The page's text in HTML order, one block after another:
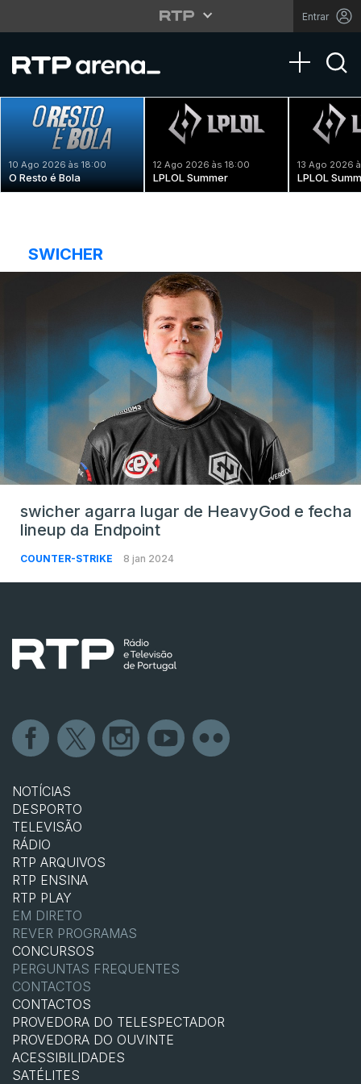
Entrar
Toggle
10 Ago 2026 às 18:00
O Resto é Bola
12 Ago 2026 às 18:00
LPLOL Summer
13 Ago 2026
LPLOL
SWICHER
swicher agarra lugar de HeavyGod e fecha
lineup da Endpoint
COUNTER-STRIKE 8 jan 2024
NOTÍCIAS
DESPORTO
TELEVISÃO
RÁDIO
RTP ARQUIVOS
RTP ENSINA
RTP PLAY
EM DIRETO
REVER PROGRAMAS
CONCURSOS
PERGUNTAS FREQUENTES
CONTACTOS
CONTACTOS
PROVEDORA DO TELESPECTADOR
PROVEDORA DO OUVINTE
ACESSIBILIDADES
SATÉLITES